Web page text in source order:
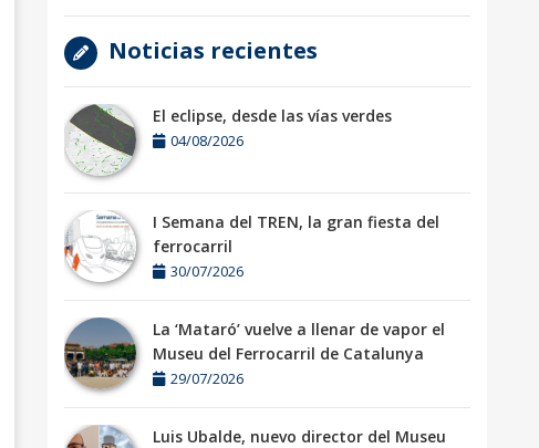
Noticias recientes
El eclipse, desde las vías verdes
04/08/2026
I Semana del TREN, la gran fiesta del
ferrocarril
30/07/2026
La ‘Mataró’ vuelve a llenar de vapor el
Museu del Ferrocarril de Catalunya
29/07/2026
Luis Ubalde, nuevo director del Museu